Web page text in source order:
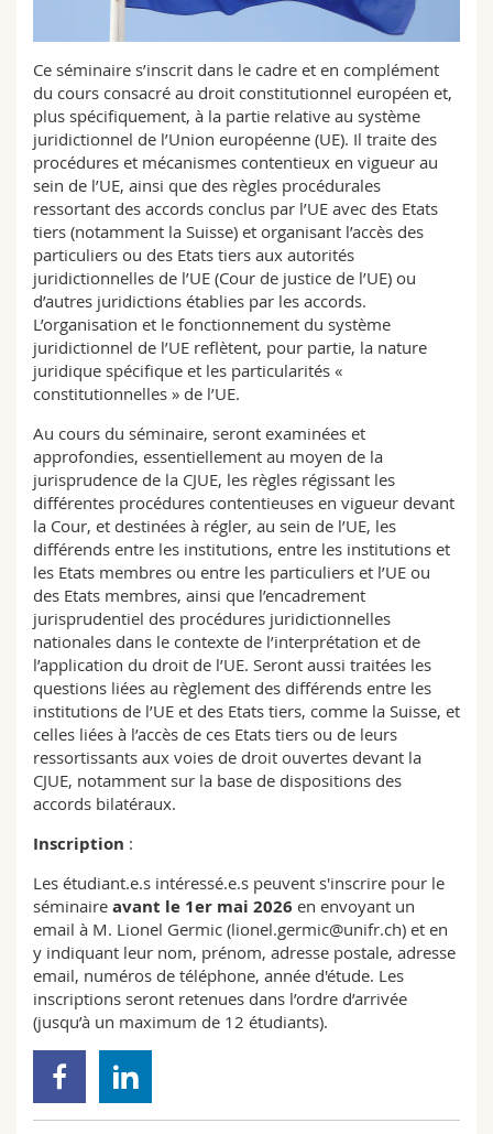
Sciences et médecine
Interfacultaire
Collaborateurs
Doctorants
Programme des cours
MyUnifr
Ce séminaire s’inscrit dans le cadre et en complément
du cours consacré au droit constitutionnel européen et,
plus spécifiquement, à la partie relative au système
juridictionnel de l’Union européenne (UE). Il traite des
procédures et mécanismes contentieux en vigueur au
sein de l’UE, ainsi que des règles procédurales
ressortant des accords conclus par l’UE avec des Etats
tiers (notamment la Suisse) et organisant l’accès des
particuliers ou des Etats tiers aux autorités
juridictionnelles de l’UE (Cour de justice de l’UE) ou
d’autres juridictions établies par les accords.
L’organisation et le fonctionnement du système
juridictionnel de l’UE reflètent, pour partie, la nature
juridique spécifique et les particularités «
constitutionnelles » de l’UE.
Au cours du séminaire, seront examinées et
approfondies, essentiellement au moyen de la
jurisprudence de la CJUE, les règles régissant les
différentes procédures contentieuses en vigueur devant
la Cour, et destinées à régler, au sein de l’UE, les
différends entre les institutions, entre les institutions et
les Etats membres ou entre les particuliers et l’UE ou
des Etats membres, ainsi que l’encadrement
jurisprudentiel des procédures juridictionnelles
nationales dans le contexte de l’interprétation et de
l’application du droit de l’UE. Seront aussi traitées les
questions liées au règlement des différends entre les
institutions de l’UE et des Etats tiers, comme la Suisse, et
celles liées à l’accès de ces Etats tiers ou de leurs
ressortissants aux voies de droit ouvertes devant la
CJUE, notamment sur la base de dispositions des
accords bilatéraux.
Inscription :
Les étudiant.e.s intéressé.e.s peuvent s'inscrire pour le
séminaire avant le 1er mai 2026 en envoyant un
email à M. Lionel Germic (lionel.germic@unifr.ch) et en
y indiquant leur nom, prénom, adresse postale, adresse
email, numéros de téléphone, année d'étude. Les
inscriptions seront retenues dans l’ordre d’arrivée
(jusqu’à un maximum de 12 étudiants).